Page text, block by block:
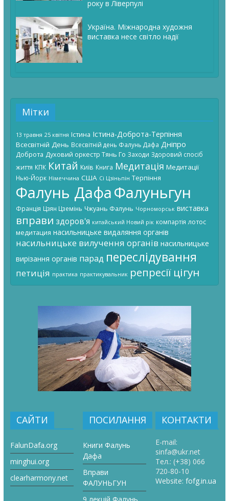
року в Ліверпулі
Україна. Міжнародна художня
виставка несе світло надії
Мітки
13 травня 25 квітня Істина Істина-Доброта-Терпіння
Всесвітній День Всесвітній день Фалунь Дафа Дніпро
Доброта Духовий оркестр Тянь Го Заходи Здоровий спосіб
життя КПК Китай Київ Книга Медитація Медитації
Нью-Йорк Німеччина США Сі Цзіньпін Терпіння
Фалунь ДафаФалуньгун
Франція Цзян Цземінь Чжуань Фалунь Чорноморськ виставка
вправи здоров'я китайський Новий рік компартія лотос
медитация насильницьке видаляння органів
насильницьке вилучення органів насильницьке
вирізання органів парад переслідування
петиція практика практикувальник репресії цігун
САЙТИ
FalunDafa.org
minghui.org
clearharmony.net
ПОСИЛАННЯ
Книги Фалунь
Дафа
Вправи
ФАЛУНЬГУН
КОНТАКТИ
E-mail:
sinfa@ukr.net
Тел.: (+38) 066
720-80-10
Website:fofg.in.ua